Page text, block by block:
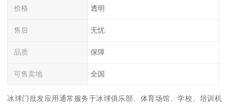
价格 透明
售后 无忧
品质 保障
可售卖地 全国
冰球门批发应用通常服务于冰球俱乐部、体育场馆、学校、培训机